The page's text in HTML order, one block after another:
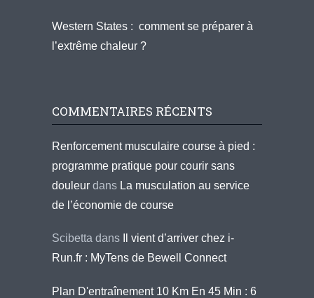
Western States : comment se préparer à
l’extrême chaleur ?
COMMENTAIRES RÉCENTS
Renforcement musculaire course à pied :
programme pratique pour courir sans
douleur dans La musculation au service
de l’économie de course
Scibetta dans
Il vient d’arriver chez i-
Run.fr : MyTens de Bewell Connect
Plan D'entraînement 10 Km En 45 Min : 6